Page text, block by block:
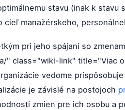
stavu (inak k stavu
cieľ manažérskeho,
pri jeho spájaní so
" class="wiki-link" title="Viac
vedome
je závislé na postojoch
zmien pre ich osobu a